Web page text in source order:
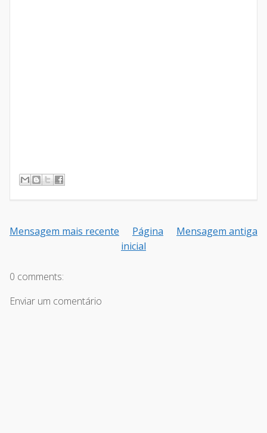
Mensagem mais recente Mensagem antiga
Página
inicial
0 comments:
Enviar um comentário